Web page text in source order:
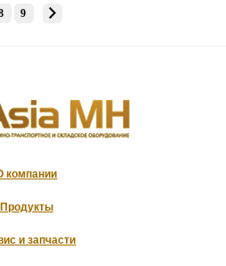
9
компании
Продукты
и запчасти